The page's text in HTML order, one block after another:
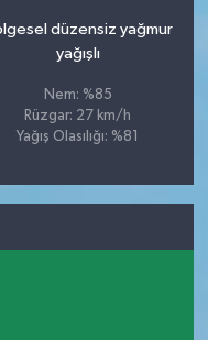
düzensiz yağmur
yağışlı
Nem: %85
Rüzgar: 27 km/h
Yağış Olasılığı: %81